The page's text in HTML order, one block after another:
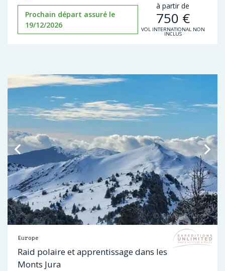
Prochain départ assuré le
19/12/2026
à partir de
750 €
VOL INTERNATIONAL NON
INCLUS
Europe
Raid polaire et apprentissage dans les
Monts Jura